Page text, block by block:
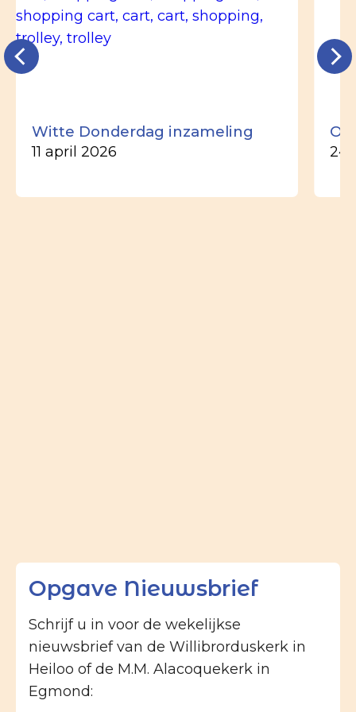
Witte Donderdag inzameling
11 april 2026 24
Opgave Nieuwsbrief
Schrijf u in voor de wekelijkse
nieuwsbrief van de Willibrorduskerk in
Heiloo of de M.M. Alacoquekerk in
Egmond: